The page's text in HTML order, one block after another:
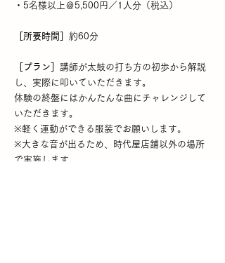
・5名様以上＠5,500円／1人分（税込）
［所要時間］ 約60分
［プラン］ 講師が太鼓の打ち方の初歩から解説
し、実際に叩いていただき ます。
体験の終盤にはかんたんな曲にチャレンジして
いただきます。
※軽く運動ができる服装でお願いします。
※大きな音が出るため、時代屋店舗以外の場所
で実施します。